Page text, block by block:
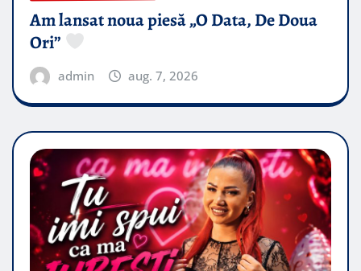
Am lansat noua piesă „O Data, De Doua
Ori”
admin aug. 7, 2026